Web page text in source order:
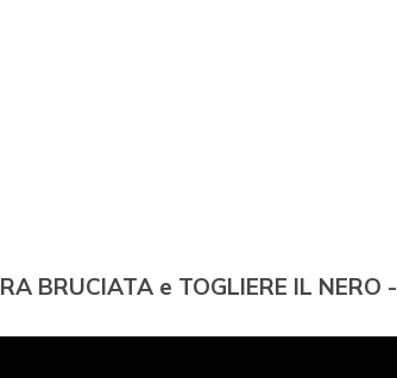
BRUCIATA e TOGLIERE IL NERO -